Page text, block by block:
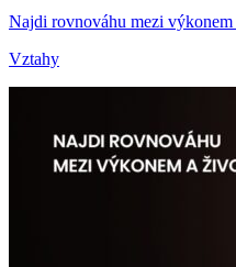
Najdi rovnováhu mezi výkonem
Vztahy